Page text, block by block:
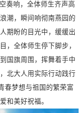
奏响，全体师生齐声高
潮，瞬间响彻南燕园的
期盼的目光中，缓缓出
，全体师生停下脚步，
国旗周围，挥舞着手中
北大人用实际行动践行
春梦想与祖国的繁荣富
和美好祝福。